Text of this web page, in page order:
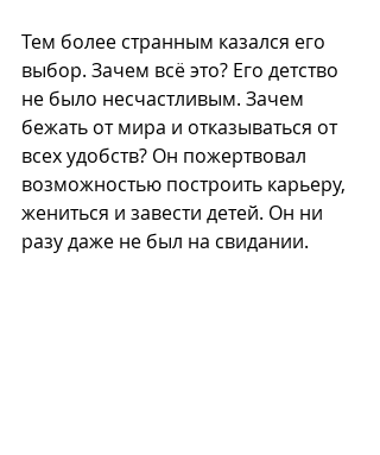
Тем более странным казался его
выбор. Зачем всё это? Его детство
не было несчастливым. Зачем
бежать от мира и отказываться от
всех удобств? Он пожертвовал
возможностью построить карьеру,
жениться и завести детей. Он ни
разу даже не был на свидании.